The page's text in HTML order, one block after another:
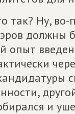
так? Ну,
должны
опыт
и